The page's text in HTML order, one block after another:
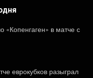
«Копенгаген» в матче с
еврокубков разыграл